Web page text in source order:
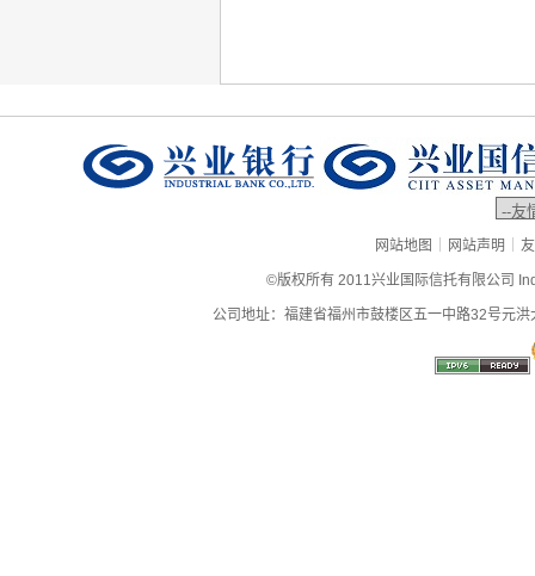
网站地图 | 网站声明 |
©版权所有 2011兴业国际信托有限公司
公司地址：福建省福州市鼓楼区五一中路32号元